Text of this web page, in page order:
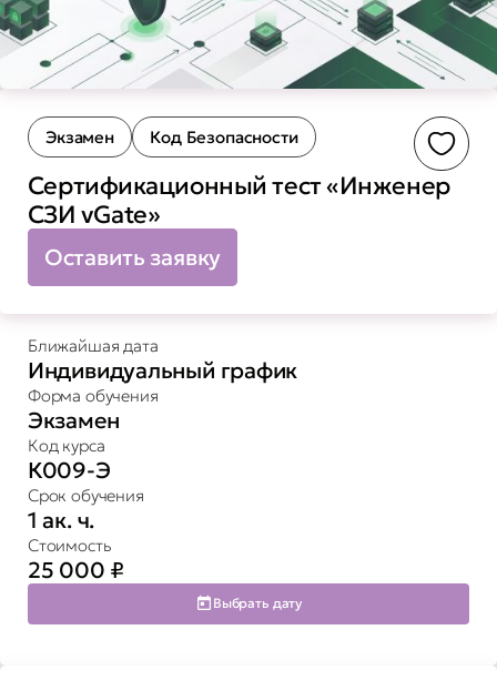
Экзамен Код Безопасности
Сертификационный тест «Инженер
СЗИ vGate»
Оставить заявку
Ближайшая дата
Индивидуальный график
Форма обучения
Экзамен
Код курса
К009-Э
Срок обучения
1 ак. ч.
Стоимость
25 000 ₽
Выбрать дату